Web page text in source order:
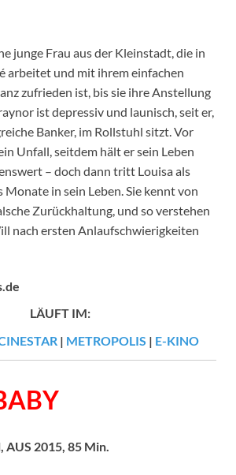
junge Frau aus der Kleinstadt, die in
arbeitet und mit ihrem einfachen
zufrieden ist, bis sie ihre Anstellung
ist depressiv und launisch, seit er,
Banker, im Rollstuhl sitzt. Vor
Unfall, seitdem hält er sein Leben
– doch dann tritt Louisa als
Monate in sein Leben. Sie kennt von
Zurückhaltung, und so verstehen
nach ersten Anlaufschwierigkeiten
LÄUFT IM:
| METROPOLIS | E-KINO
2015, 85 Min.